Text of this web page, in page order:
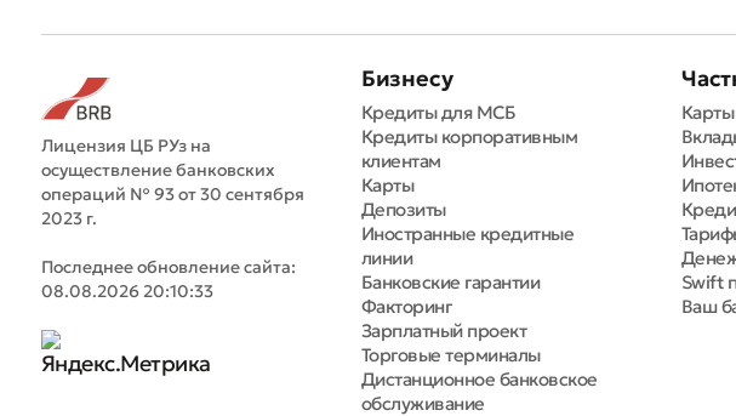
Лицензия ЦБ РУз на
осуществление банковских
операций № 93 от 30 сентября
2023 г.
Последнее обновление сайта:
08.08.2026 20:10:33
Бизнесу
Кредиты для МСБ
Кредиты корпоративным
клиентам
Карты
Депозиты
Иностранные кредитные
линии
Банковские гарантии
Факторинг
Зарплатный проект
Торговые терминалы
Дистанционное банковское
обслуживание
Карты
Swift
Ваш